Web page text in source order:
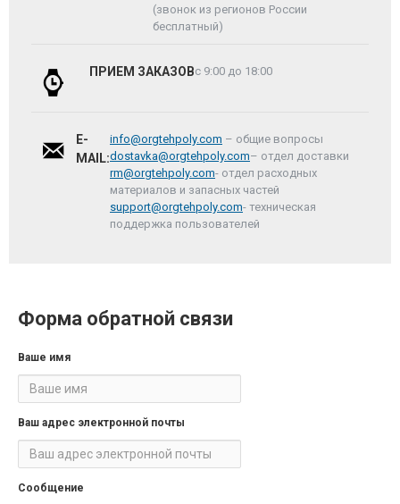
(звонок из регионов России
бесплатный)
ПРИЕМ ЗАКАЗОВс 9:00 до 18:00
E-
MAIL:
info@orgtehpoly.com – общие вопросы
dostavka@orgtehpoly.com– отдел доставки
rm@orgtehpoly.com- отдел расходных
материалов и запасных частей
support@orgtehpoly.com- техническая
поддержка пользователей
Форма обратной связи
Ваше имя
Ваш адрес электронной почты
Сообщение